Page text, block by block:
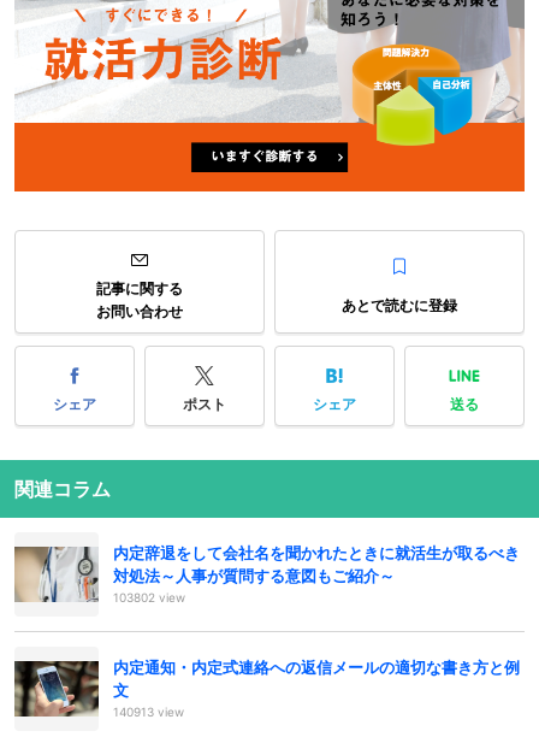
記事に関する
お問い合わせ
あとで読むに登録
シェア ポスト シェア 送る
関連コラム
内定辞退をして会社名を聞かれたときに就活生が取るべき
対処法～人事が質問する意図もご紹介～
103802 view
内定通知・内定式連絡への返信メールの適切な書き方と例
文
140913 view